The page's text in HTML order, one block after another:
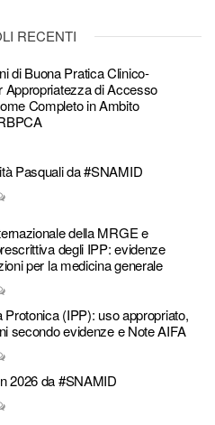
RECENTI
di Buona Pratica Clinico-
Appropriatezza di Accesso
Completo in Ambito
Pasquali da #SNAMID
della MRGE e
degli IPP: evidenze
per la medicina generale
Protonica (IPP): uso appropriato,
secondo evidenze e Note AIFA
2026 da #SNAMID